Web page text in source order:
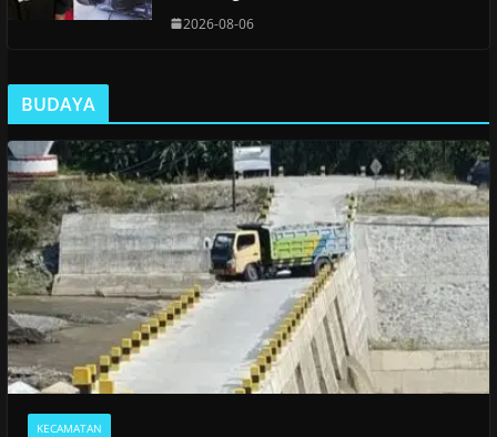
2026-08-06
BUDAYA
KECAMATAN